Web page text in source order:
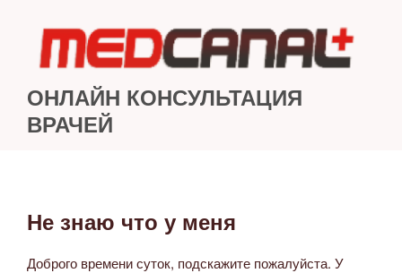
содержимому
ОНЛАЙН КОНСУЛЬТАЦИЯ
ВРАЧЕЙ
ОПУБЛИКОВАНО
Не знаю что у меня
Доброго времени суток, подскажите пожалуйста. У